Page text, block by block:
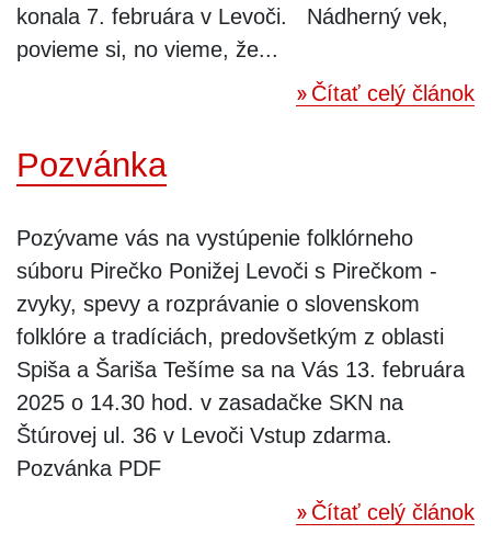
konala 7. februára v Levoči. Nádherný vek,
povieme si, no vieme, že...
Čítať celý článok
Pozvánka
Pozývame vás na vystúpenie folklórneho
súboru Pirečko Ponižej Levoči s Pirečkom -
zvyky, spevy a rozprávanie o slovenskom
folklóre a tradíciách, predovšetkým z oblasti
Spiša a Šariša Tešíme sa na Vás 13. februára
2025 o 14.30 hod. v zasadačke SKN na
Štúrovej ul. 36 v Levoči Vstup zdarma.
Pozvánka PDF
Čítať celý článok